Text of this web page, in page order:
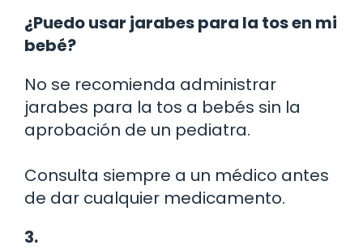
¿Puedo usar jarabes para la tos en mi
bebé?
No se recomienda administrar
jarabes para la tos a bebés sin la
aprobación de un pediatra.
Consulta siempre a un médico antes
de dar cualquier medicamento.
3.